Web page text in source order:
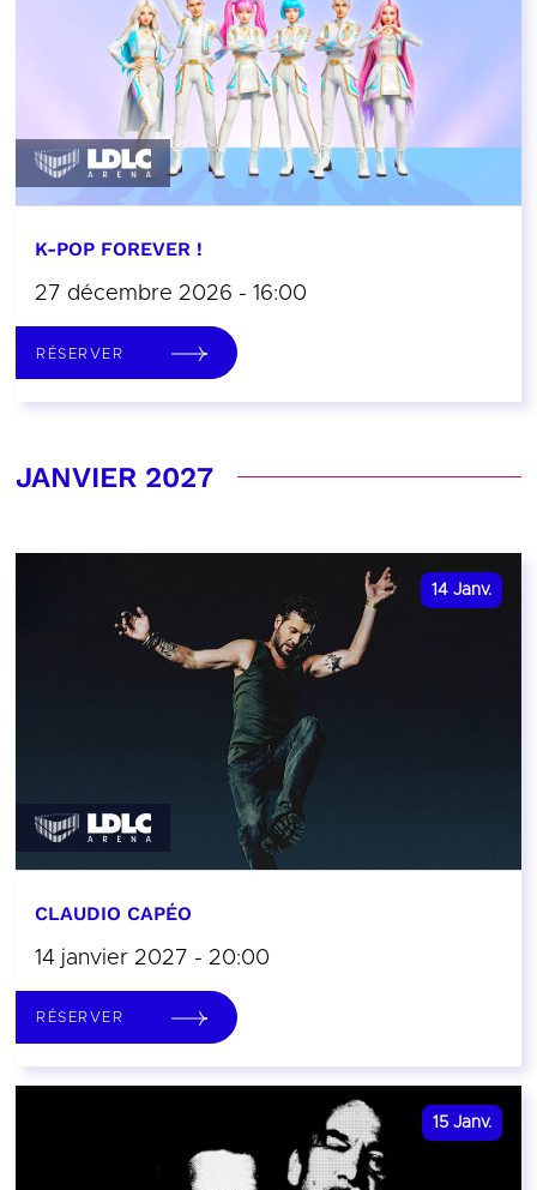
K-POP FOREVER !
27 décembre 2026 - 16:00
RÉSERVER
JANVIER 2027
14 Janv.
CLAUDIO CAPÉO
14 janvier 2027 - 20:00
RÉSERVER
15 Janv.